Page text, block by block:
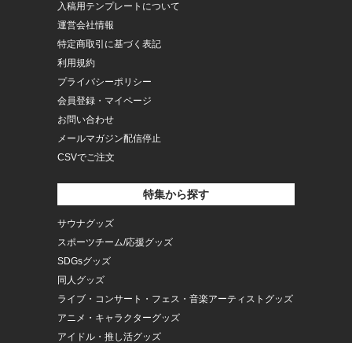
入稿用テンプレートについて
運営会社情報
特定商取引に基づく表記
利用規約
プライバシーポリシー
会員登録・マイページ
お問い合わせ
メールマガジン配信停止
CSVでご注文
特集から探す
サウナグッズ
スポーツチーム/応援グッズ
SDGsグッズ
同人グッズ
ライブ・コンサート・フェス・音楽アーティストグッズ
アニメ・キャラクターグッズ
アイドル・推し活グッズ